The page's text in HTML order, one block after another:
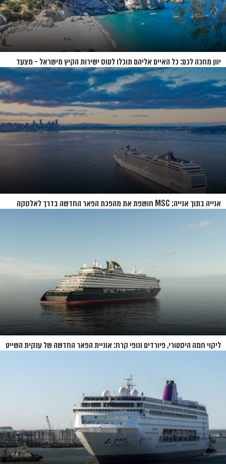
יוון מחכה לכם: כל האיים אליהם תוכלו לטוס ישירות הקיץ מישראל - מצעד
האיים של קיץ 2026
אנייה בתוך אנייה: MSC חושפת את מהפכת הפאר החדשה בדרך לאלסקה
ליקוי חמה היסטורי, פיורדים ונופי קרח: אוניית הפאר החדשה של ענקית השייט